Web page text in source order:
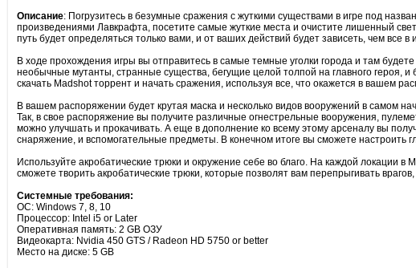
Описание: Погрузитесь в безумные сражения с жуткими существами в игре под
произведениями Лавкрафта, посетите самые жуткие места и очистите лишенный
путь будет определяться только вами, и от ваших действий будет зависеть, чем все в
В ходе прохождения игры вы отправитесь в самые темные уголки города и там
необычные мутанты, странные существа, бегущие целой толпой на главного героя,
скачать Madshot торрент и начать сражения, используя все, что окажется в вашем
В вашем распоряжении будет крутая маска и несколько видов вооружений в самом
Так, в свое распоряжение вы получите различные огнестрельные вооружения,
можно улучшать и прокачивать. А еще в дополнение ко всему этому арсеналу вы
снаряжение, и вспомогательные предметы. В конечном итоге вы сможете настроить
Используйте акробатические трюки и окружение себе во благо. На каждой локации
сможете творить акробатические трюки, которые позволят вам перепрыгивать
Системные требования:
ОС: Windows 7, 8, 10
Процессор: Intel i5 or Later
Оперативная память: 2 GB ОЗУ
Видеокарта: Nvidia 450 GTS / Radeon HD 5750 or better
Место на диске: 5 GB